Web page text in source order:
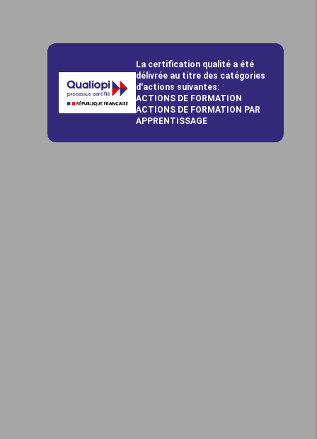
La certification qualité a été
délivrée au titre des catégories
d'actions suivantes:
ACTIONS DE FORMATION
ACTIONS DE FORMATION PAR
APPRENTISSAGE